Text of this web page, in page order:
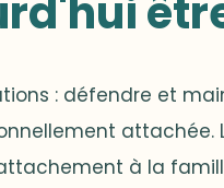
: défendre et
attachée.
à la